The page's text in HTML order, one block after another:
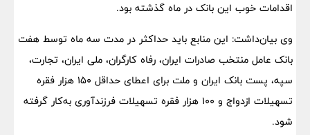
اقدامات خوب این بانک در ماه گذشته بود.
وی بیان‌داشت: این منابع باید حداکثر در مدت سه ماه توسط هفت
بانک‌ عامل منتخب صادرات ایران، رفاه کارگران، ملی ایران، تجارت،
سپه، پست بانک ایران و ملت برای اعطای حداقل ۱۵۰ هزار فقره
تسهیلات ازدواج و ۱۰۰ هزار فقره تسهیلات فرزندآوری به‌کار گرفته
شود.